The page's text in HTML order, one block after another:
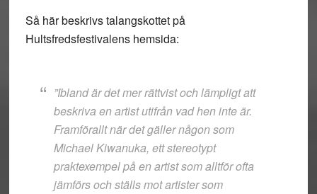
Så här beskrivs talangskottet på
Hultsfredsfestivalens hemsida:
”Ibland är det mer rättvist och lämpligt att
beskriva en artist utifrån vad hen inte är.
Framförallt när det gäller någon som
Michael Kiwanuka, ett stereotypt
praktexempel på en artist som alltför ofta
jämförs och ställs mot artister som